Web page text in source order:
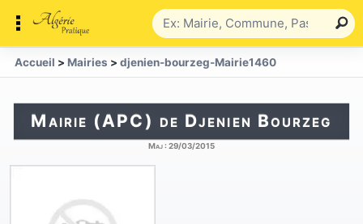
Accueil > Mairies > djenien-bourzeg-Mairie1460
Mairie (APC) de Djenien Bourzeg
Maj : 29/03/2015